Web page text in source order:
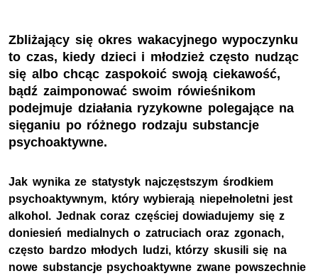
Zbliżający się okres wakacyjnego wypoczynku
to czas, kiedy dzieci i młodzież często nudząc
się albo chcąc zaspokoić swoją ciekawość,
bądź zaimponować swoim rówieśnikom
podejmuje działania ryzykowne polegające na
sięganiu po różnego rodzaju substancje
psychoaktywne.
Jak wynika ze statystyk najczęstszym środkiem
psychoaktywnym, który wybierają niepełnoletni jest
alkohol. Jednak coraz częściej dowiadujemy się z
doniesień medialnych o zatruciach oraz zgonach,
często bardzo młodych ludzi, którzy skusili się na
nowe substancje psychoaktywne zwane powszechnie